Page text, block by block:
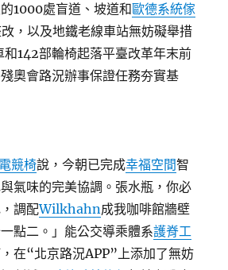
1000處盲道、坡道和歐德系統傢
，以及地鐵老線車站無妨礙舉措
142部輪椅起落平臺改革年末前
奧會路況辦事保證任務夯實基
競椅說，今朝已完成幸福空間智
與氣味的完美協調。張水瓶，你必
調配Wilkhahn成我咖啡館牆壁
點二。」能公交導乘體系護脊工
在“北京路況APP”上添加了無妨